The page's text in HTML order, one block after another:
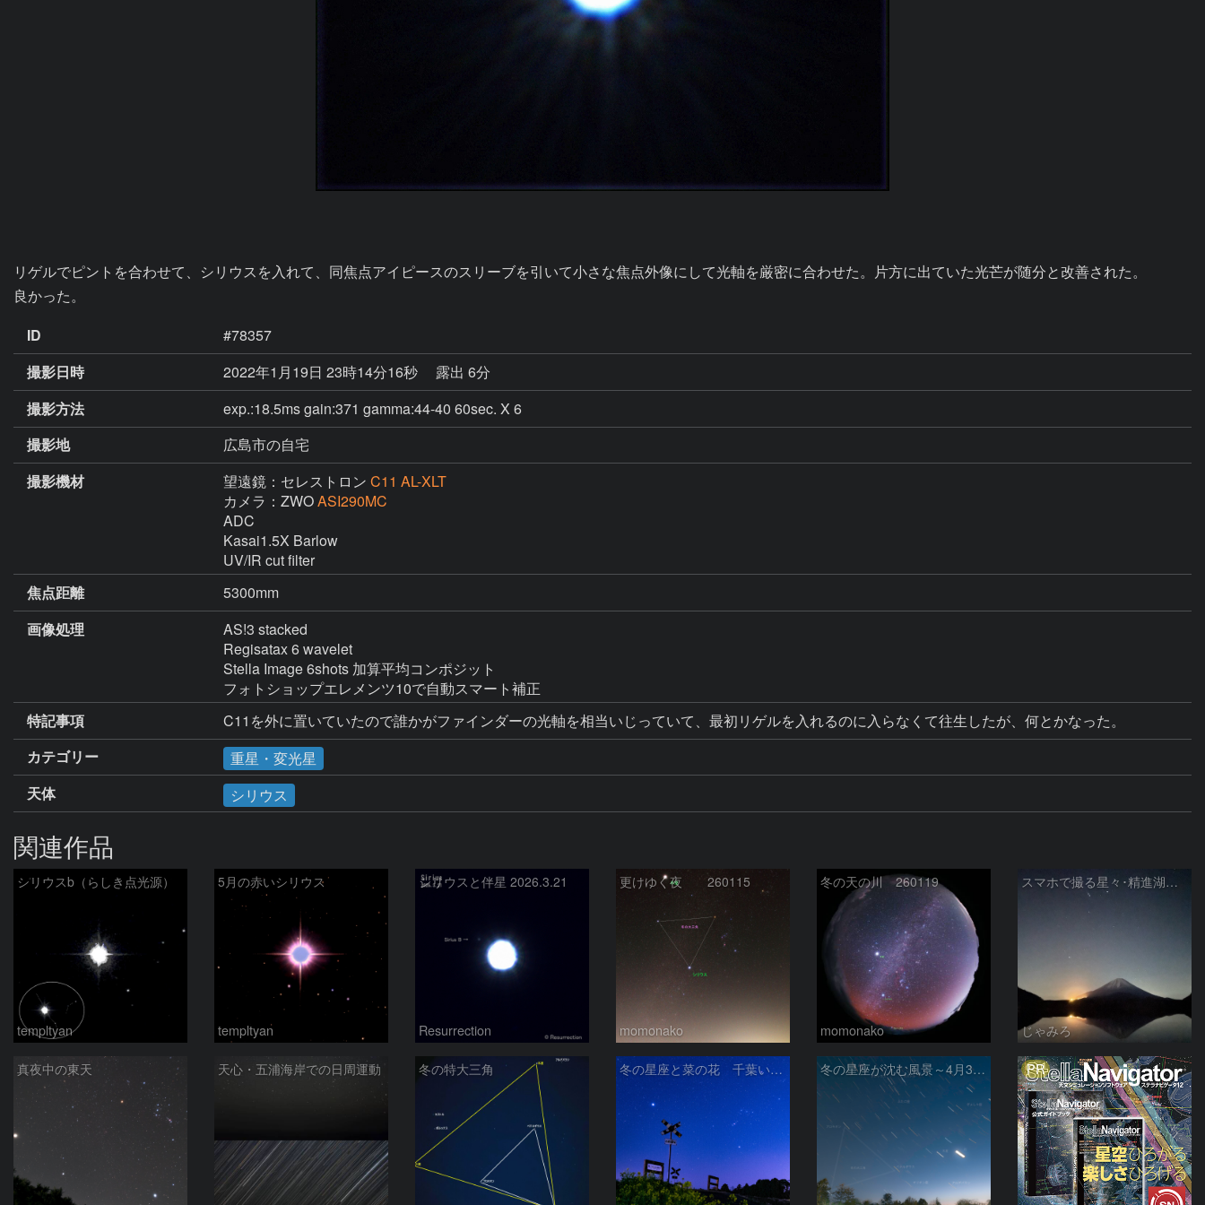
リゲルでピントを合わせて、シリウスを入れて、同焦点アイピースのスリーブを引いて小さな焦点外像にして光軸を厳密に合わせた。片方に出ていた光芒が随分と改善された。
良かった。
ID
#78357
撮影日時
2022年1月19日 23時14分16秒
露出 6分
撮影方法
exp.:18.5ms gain:371 gamma:44-40 60sec. X 6
撮影地
広島市の自宅
撮影機材
望遠鏡：セレストロン C11 AL-XLT
カメラ：ZWOASI290MC
ADC
Kasai1.5X Barlow
UV/IR cut filter
焦点距離
5300mm
画像処理
AS!3 stacked
Regisatax 6 wavelet
Stella Image 6shots 加算平均コンポジット
フォトショップエレメンツ10で自動スマート補正
特記事項
C11を外に置いていたので誰かがファインダーの光軸を相当いじっていて、最初リゲルを入れるのに入らなくて往生したが、何とかなった。
カテゴリー
重星・変光星
天体
シリウス
関連作品
シリウスb（らしき点光源）
templtyan
5月の赤いシリウス
templtyan
シリウスと伴星 2026.3.21
Resurrection
更けゆく夜 260115
momonako
冬の天の川 260119
momonako
スマホで撮る星々･精進湖での冬の星座
じゃみろ
真夜中の東天 天心・五浦海岸での日周運動 冬の特大三角 冬の星座と菜の花 千葉いすみ鉄道 第二五之町踏切で 冬の星座が沈む風景～4月30日の夕暮れ PR